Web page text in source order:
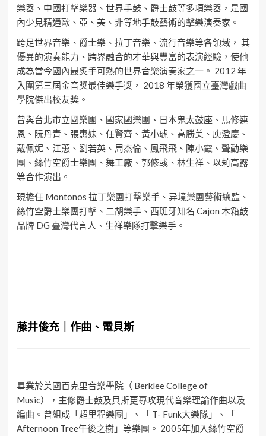
樂器、中國打擊樂器、世界手鼓、爵士鼓等多項樂器，是國
內少見精通歐、亞、美、非等地手鼓藝術的擊樂演奏家。
跨足世界音樂、爵士樂、拉丁音樂、流行音樂等各領域， 其
優異的演奏能力、跨界融合的才華與豐富的表演經驗，使他
成為當今國內最炙手可熱的世界音樂演奏家之一。 2012 年
入圍第三屆金音獎最佳樂手獎， 2018 年榮獲國立臺灣戲曲
學院傑出校友獎。
曾與台北市立國樂團、國家國樂團、日本鬼太鼓座、馬修連
恩、阮丹青、張惠妹、任賢齊、黃小琥、高勝美、庾澄慶、
戴佩妮、江蕙、劉若英、周杰倫、鳳飛飛、陳小霞、聲動樂
團、絲竹空爵士樂團、舞工廠、郭修彧、林生祥、以莉高露
等合作演出。
現擔任 Montonos 拉丁樂團打擊樂手、异境樂團藝術總監、
絲竹空爵士樂團打擊、二胡樂手、西班牙知名 Cajon 木箱鼓
品牌 DG 臺灣代言人、生祥樂隊打擊樂手。
藤井俊充｜作曲、電貝斯
畢業於美國百克里音樂學院（ Berklee College of
Music），主修爵士鼓及貝斯更專攻現代音樂理論作曲以及
編曲。曾組成「超里程樂團」、「 T- Funk大樂隊」、「
Afternoon Tree午後之樹」等樂團。 2005年加入絲竹空爵